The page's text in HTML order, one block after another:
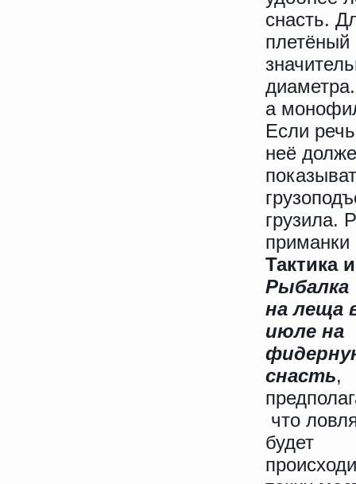
снасть.
а
Если
неё
грузила.
Тактика
Рыбалка
на леща
июле на
снасть,
что
будет